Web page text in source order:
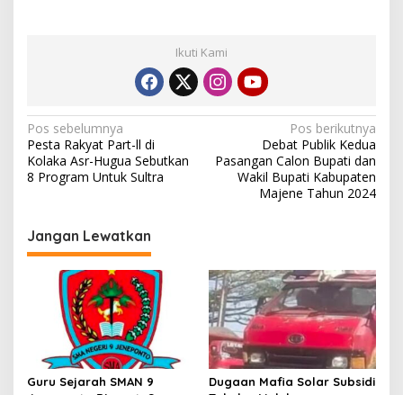
Ikuti Kami
N
a
v
g
a
s
Pos sebelumnya
Pesta Rakyat Part-ll di
Kolaka Asr-Hugua Sebutkan
8 Program Untuk Sultra
Pos berikutnya
Debat Publik Kedua
Pasangan Calon Bupati dan
Wakil Bupati Kabupaten
Majene Tahun 2024
Jangan Lewatkan
Guru Sejarah SMAN 9
Dugaan Mafia Solar Subsidi